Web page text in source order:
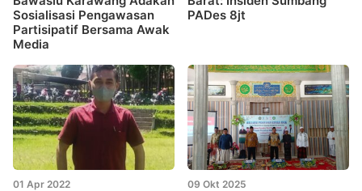
Sosialisasi Pengawasan
Partisipatif Bersama Awak
Media
PADes 8jt
01 Apr 2022 09 Okt 2025